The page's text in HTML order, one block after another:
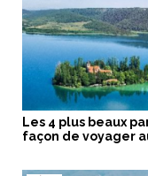
Les 4 plus beaux
façon de voyager